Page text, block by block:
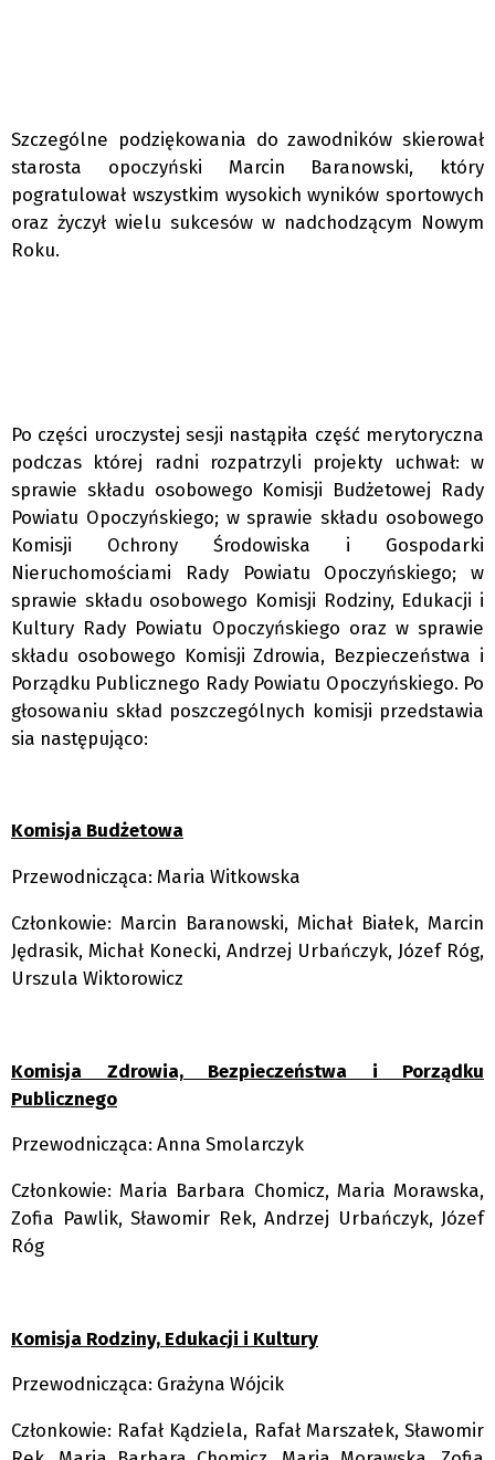
Szczególne podziękowania do zawodników skierował
starosta opoczyński Marcin Baranowski, który
pogratulował wszystkim wysokich wyników sportowych
oraz życzył wielu sukcesów w nadchodzącym Nowym
Roku.
Po części uroczystej sesji nastąpiła część merytoryczna
podczas której radni rozpatrzyli projekty uchwał: w
sprawie składu osobowego Komisji Budżetowej Rady
Powiatu Opoczyńskiego; w sprawie składu osobowego
Komisji Ochrony Środowiska i Gospodarki
Nieruchomościami Rady Powiatu Opoczyńskiego; w
sprawie składu osobowego Komisji Rodziny, Edukacji i
Kultury Rady Powiatu Opoczyńskiego oraz w sprawie
składu osobowego Komisji Zdrowia, Bezpieczeństwa i
Porządku Publicznego Rady Powiatu Opoczyńskiego. Po
głosowaniu skład poszczególnych komisji przedstawia
sia następująco:
Komisja Budżetowa
Przewodnicząca: Maria Witkowska
Członkowie: Marcin Baranowski, Michał Białek, Marcin
Jędrasik, Michał Konecki, Andrzej Urbańczyk, Józef Róg,
Urszula Wiktorowicz
Komisja Zdrowia, Bezpieczeństwa i Porządku
Publicznego
Przewodnicząca: Anna Smolarczyk
Członkowie: Maria Barbara Chomicz, Maria Morawska,
Zofia Pawlik, Sławomir Rek, Andrzej Urbańczyk, Józef
Róg
Komisja Rodziny, Edukacji i Kultury
Przewodnicząca: Grażyna Wójcik
Członkowie: Rafał Kądziela, Rafał Marszałek, Sławomir